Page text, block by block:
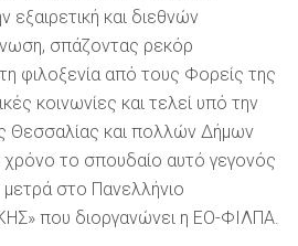
εξαιρετική και διεθνών
σπάζοντας ρεκόρ
φιλοξενία από τους Φορείς της
κοινωνίες και τελεί υπό την
Θεσσαλίας και πολλών Δήμων
χρόνο το σπουδαίο αυτό γεγονός
στο Πανελλήνιο
που διοργανώνει η ΕΟ-ΦΙΛΠΑ.